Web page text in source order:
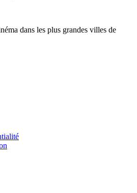
dans les plus grandes villes de